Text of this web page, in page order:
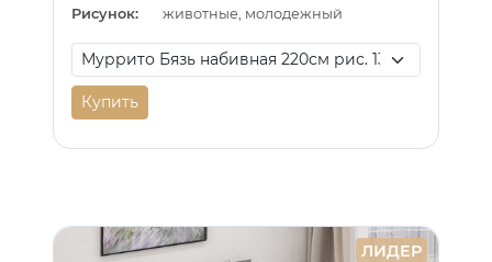
Рисунок:
животные, молодежный
Купить
ЛИДЕР